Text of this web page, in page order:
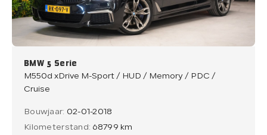
BMW 5 Serie
M550d xDrive M-Sport / HUD / Memory / PDC /
Cruise
Bouwjaar: 02-01-2018
Kilometerstand: 68799 km